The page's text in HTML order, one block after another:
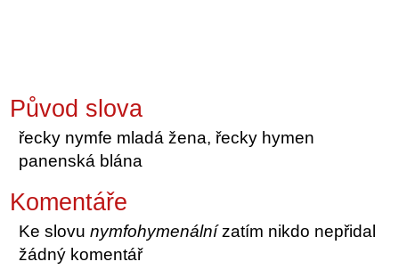
Původ slova
řecky nymfe mladá žena, řecky hymen
panenská blána
Komentáře
Ke slovunymfohymenálnízatím nikdo nepřidal
žádný komentář